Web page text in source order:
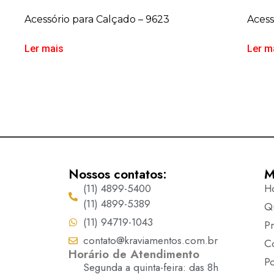
Acessório para Calçado – 9623
Ler mais Ler
Nossos contatos:
(11) 4899-5400
(11) 4899-5389
(11) 94719-1043
contato@kraviamentos.com.br
Horário de Atendimento
Segunda a quinta-feira: das 8h